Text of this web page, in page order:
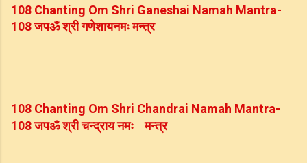
108 Chanting Om Shri Ganeshai Namah Mantra-
108 जपॐ श्री गणेशायनमः मन्त्र
108 Chanting Om Shri Chandrai Namah Mantra-
108 जपॐश्रीचन्द्रायनमः मन्त्र